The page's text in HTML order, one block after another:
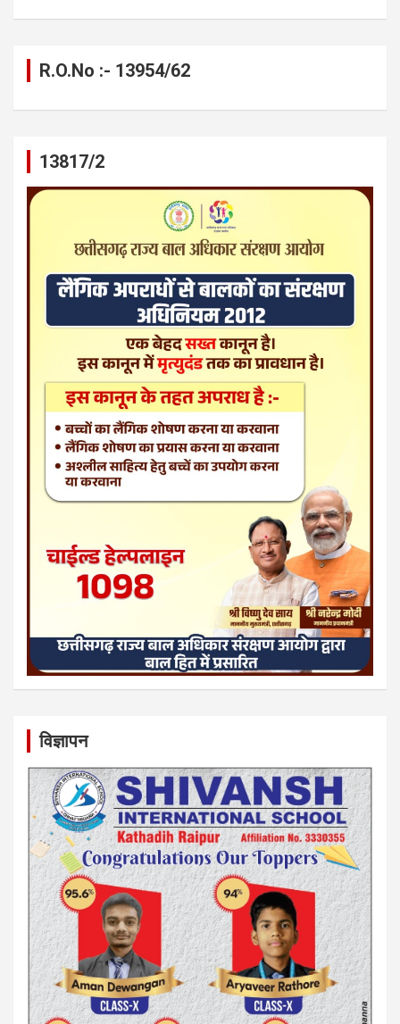
R.O.No :- 13954/62
13817/2
विज्ञापन